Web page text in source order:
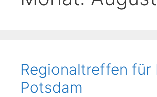
Regionaltreffen
Potsdam